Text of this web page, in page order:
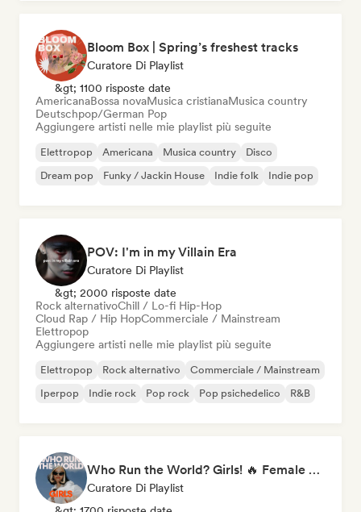
Bloom Box | Spring’s freshest tracks
Curatore Di Playlist
&gt; 1100 risposte date
AmericanaBossa novaMusica cristianaMusica country
Deutschpop/German Pop
Aggiungere artisti nelle mie playlist più seguite
Elettropop Americana Musica country
Disco
Dream pop
Funky / Jackin House Indie folk Indie pop
POV: I'm in my Villain Era
Curatore Di Playlist
&gt; 2000 risposte date
Rock alternativoChill / Lo-fi Hip-Hop
Cloud Rap / Hip HopCommerciale / Mainstream
Elettropop
Aggiungere artisti nelle mie playlist più seguite
Elettropop Rock alternativo
Commerciale / Mainstream
Iperpop
Indie rock Pop rock Pop psichedelico R&B
Who Run the World? Girls! 🔥 Female Empowerment Pop & Girl-Power Anthems
Curatore Di Playlist